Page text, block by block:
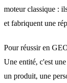
moteur classique :
et fabriquent une
Pour réussir en
Une entité, c'est
un produit, une